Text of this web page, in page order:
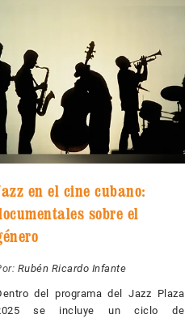
en el cine cubano:
sobre el
Rubén Ricardo Infante
del programa del Jazz Plaza
se incluye un ciclo de